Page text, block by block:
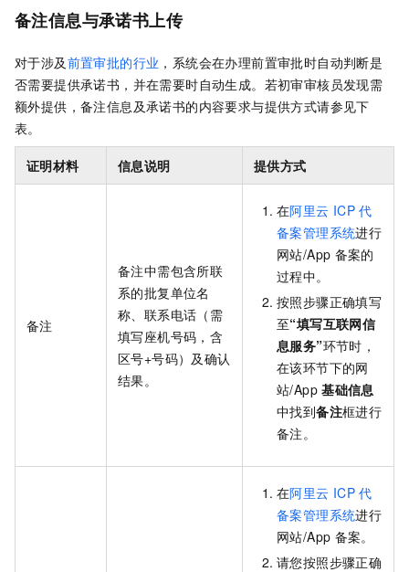
备注信息与承诺书上传
对于涉及前置审批的行业 ，系统会在办理前置审批时自动判断是
否需要提供承诺书，并在需要时自动生成。若初审审核员发现需
额外提供，备注信息及承诺书的内容要求与提供方式请参见下
表。
证明材料 信息说明 提供方式
备注
备注中需包含所联
系的批复单位名
称、联系电话（需
填写座机号码，含
区号+号码）及确认
结果。
在阿里云 ICP 代
备案管理系统进行
网站/App 备案的
过程中。
按照步骤正确填写
至“填写互联网信
息服务”环节时，
在该环节下的网
站/App 基础信息
中找到备注框进行
备注。
在阿里云 ICP 代
备案管理系统进行
网站/App 备案。
请您按照步骤正确